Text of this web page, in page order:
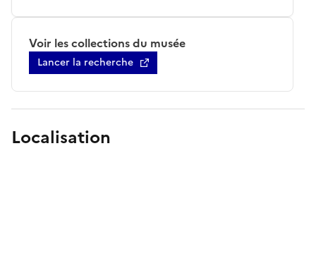
Voir les collections du musée
Lancer la recherche
Localisation